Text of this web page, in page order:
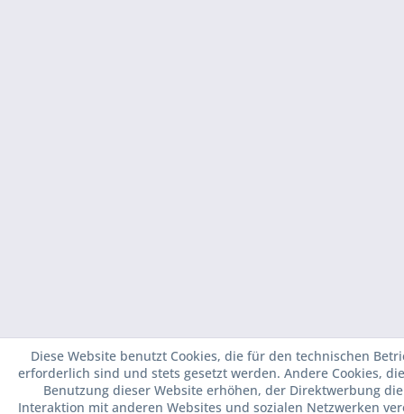
Diese Website benutzt Cookies, die für den technischen
erforderlich sind und stets gesetzt werden. Andere Cookies,
Benutzung dieser Website erhöhen, der Direktwerbung
Interaktion mit anderen Websites und sozialen Netzwerken